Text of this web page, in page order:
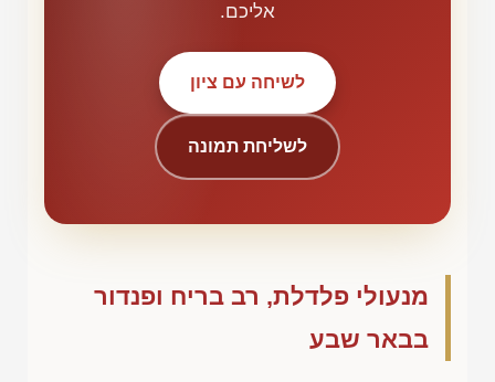
אליכם.
לשיחה עם ציון
לשליחת תמונה
מנעולי פלדלת, רב בריח ופנדור
בבאר שבע